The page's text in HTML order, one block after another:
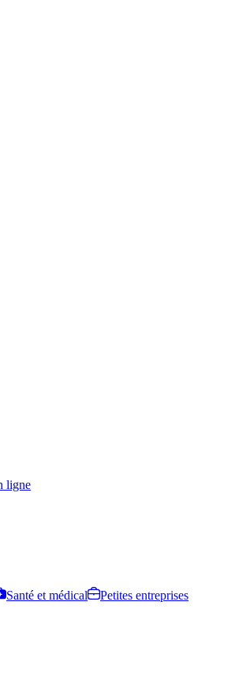
ligne
Santé et médical
Petites entreprises